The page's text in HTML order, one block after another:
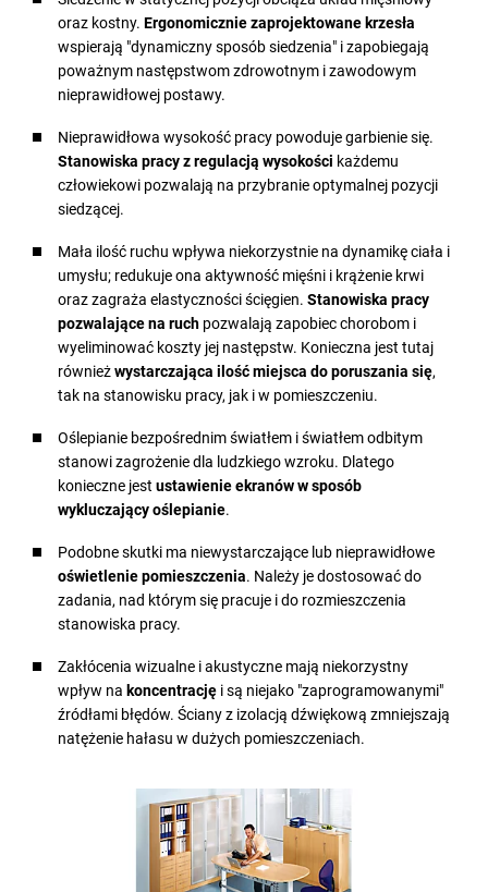
oraz kostny. Ergonomicznie zaprojektowane krzesła
wspierają "dynamiczny sposób siedzenia" i zapobiegają
poważnym następstwom zdrowotnym i zawodowym
nieprawidłowej postawy.
Nieprawidłowa wysokość pracy powoduje garbienie się.
Stanowiska pracy z regulacją wysokości każdemu
człowiekowi pozwalają na przybranie optymalnej pozycji
siedzącej.
Mała ilość ruchu wpływa niekorzystnie na dynamikę ciała i
umysłu; redukuje ona aktywność mięśni i krążenie krwi
oraz zagraża elastyczności ścięgien. Stanowiska pracy
pozwalające na ruch pozwalają zapobiec chorobom i
wyeliminować koszty jej następstw. Konieczna jest tutaj
równieżwystarczająca ilość miejsca do poruszania się,
tak na stanowisku pracy, jak i w pomieszczeniu.
Oślepianie bezpośrednim światłem i światłem odbitym
stanowi zagrożenie dla ludzkiego wzroku. Dlatego
konieczne jest ustawienie ekranów w sposób
wykluczający oślepianie.
Podobne skutki ma niewystarczające lub nieprawidłowe
oświetlenie pomieszczenia. Należy je dostosować do
zadania, nad którym się pracuje i do rozmieszczenia
stanowiska pracy.
Zakłócenia wizualne i akustyczne mają niekorzystny
wpływ na koncentrację i są niejako "zaprogramowanymi"
źródłami błędów. Ściany z izolacją dźwiękową zmniejszają
natężenie hałasu w dużych pomieszczeniach.